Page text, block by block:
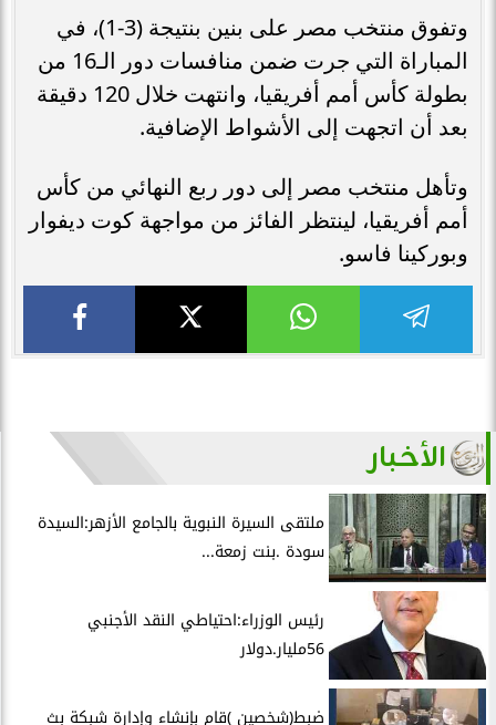
وتفوق منتخب مصر على بنين بنتيجة (3-1)، في
المباراة التي جرت ضمن منافسات دور الـ16 من
بطولة كأس أمم أفريقيا، وانتهت خلال 120 دقيقة
بعد أن اتجهت إلى الأشواط الإضافية.
وتأهل منتخب مصر إلى دور ربع النهائي من كأس
أمم أفريقيا، لينتظر الفائز من مواجهة كوت ديفوار
وبوركينا فاسو.
الأخبار
ملتقى السيرة النبوية بالجامع الأزهر:السيدة
سودة .بنت زمعة...
رئيس الوزراء:احتياطي النقد الأجنبي
56مليار.دولار
ضبط(شخصين )قام بإنشاء وإدارة شبكة بث